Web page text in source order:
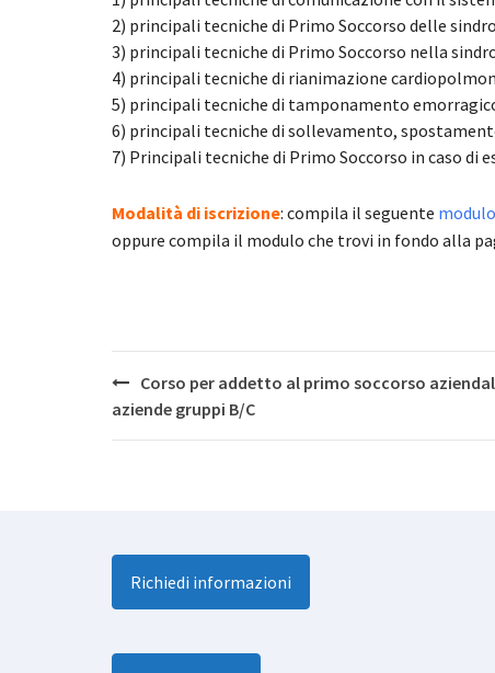
2) principali tecniche di Primo Soccorso delle
3) principali tecniche di Primo Soccorso nella
4) principali tecniche di rianimazione
5) principali tecniche di tamponamento
6) principali tecniche di sollevamento,
7) Principali tecniche di Primo Soccorso in caso di
Modalità di iscrizione: compila il seguente
oppure compila il modulo che trovi in fondo alla
Post
navigation
Corso per addetto al primo soccorso
aziende gruppi B/C
Richiedi informazioni